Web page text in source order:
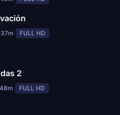
FULL HD
2
FULL HD